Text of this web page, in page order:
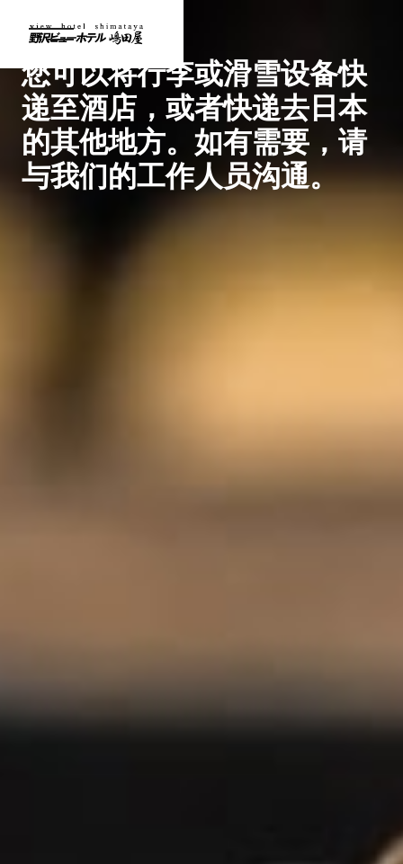
设施--快递服务
您可以将行李或滑雪设备快
递至酒店，或者快递去日本
的其他地方。如有需要，请
与我们的工作人员沟通。